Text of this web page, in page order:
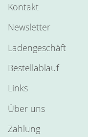
Kontakt
Newsletter
Ladengeschäft
Bestellablauf
Links
Über uns
Zahlung